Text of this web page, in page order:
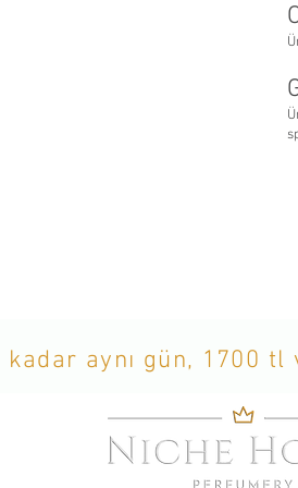
kadar aynı gün, 1700